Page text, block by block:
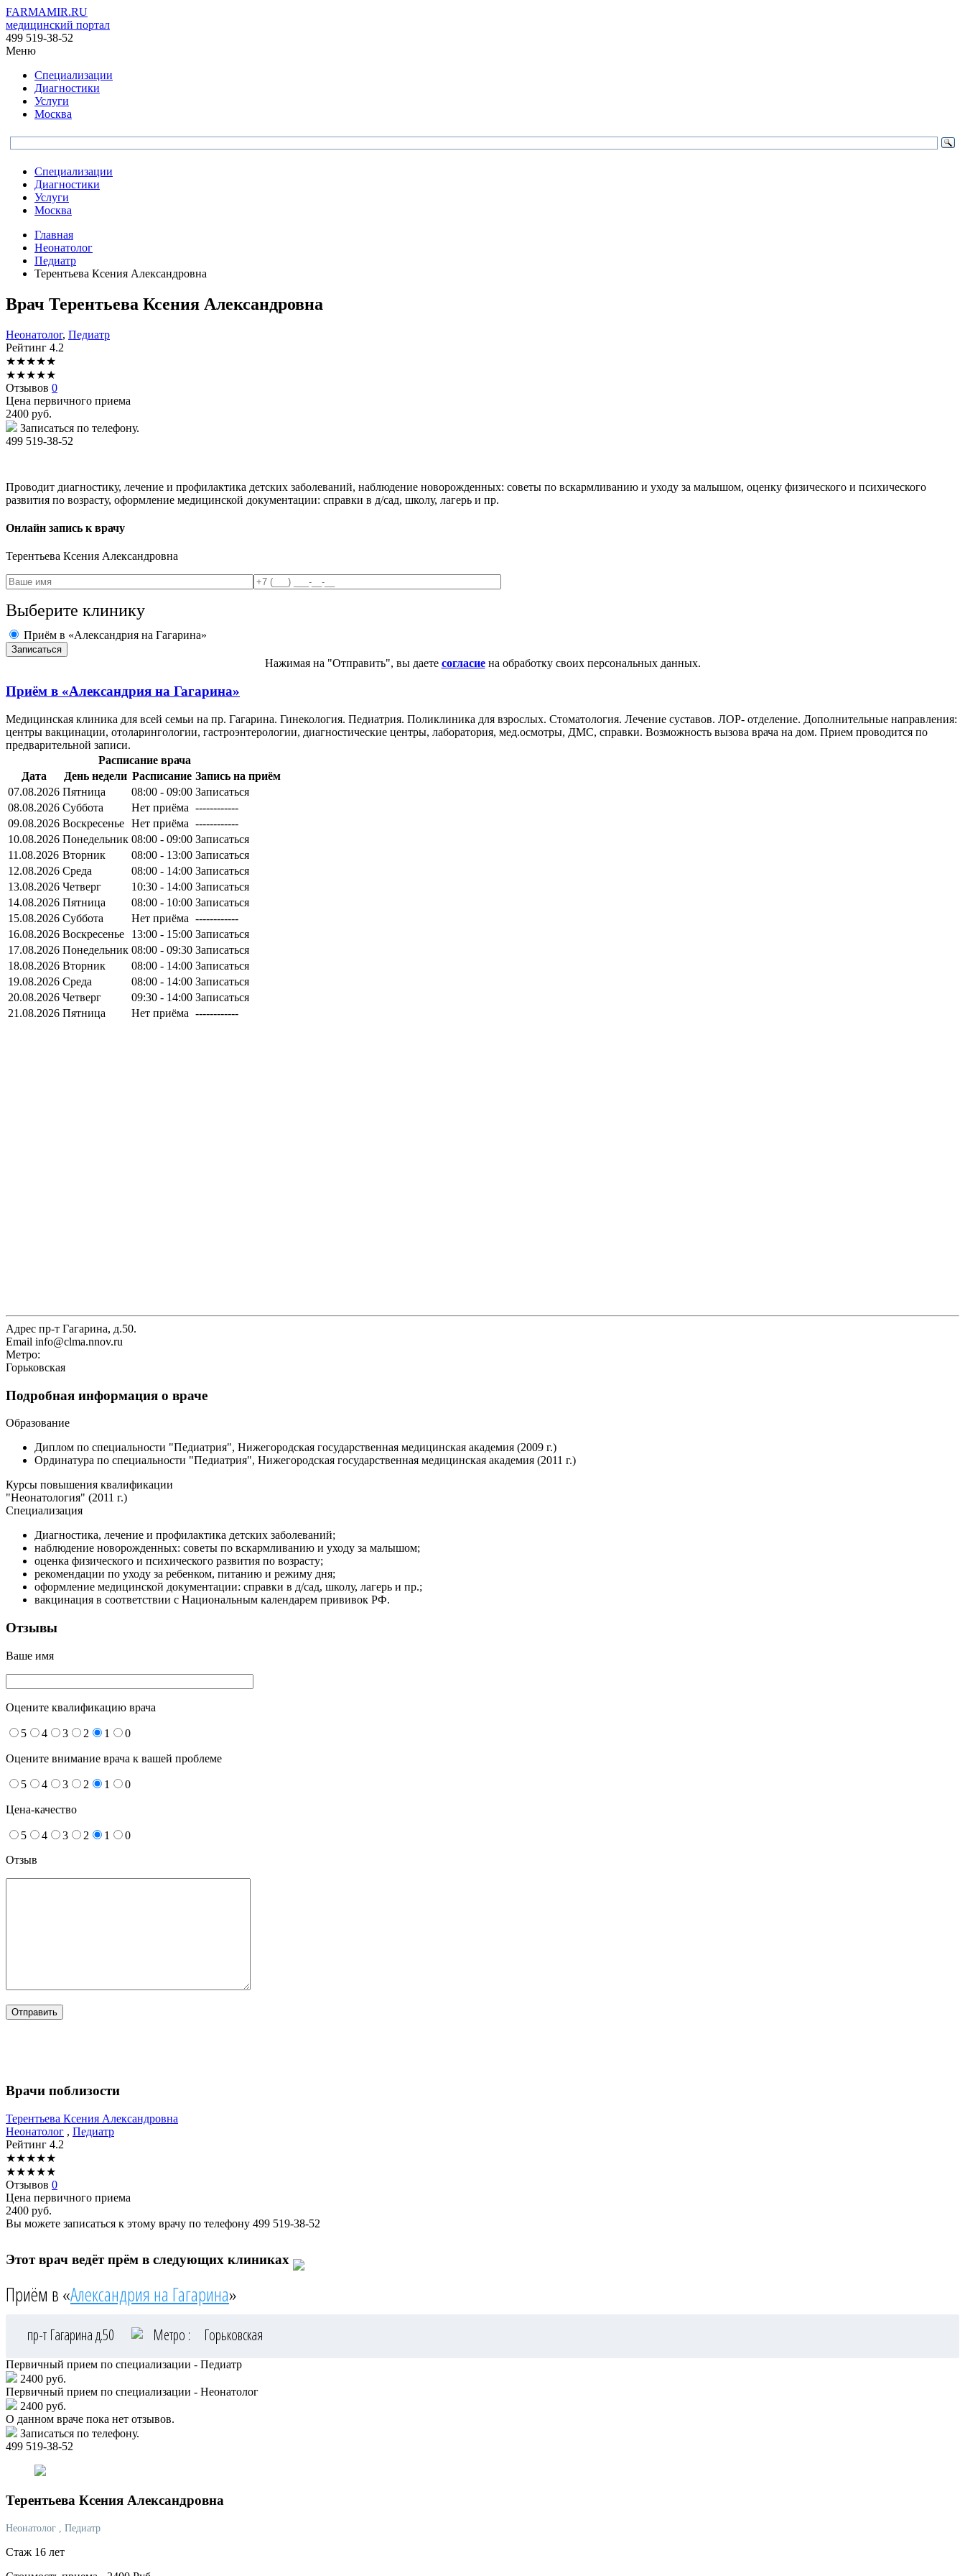
FARMAMIR.RU
медицинский портал
499 519-38-52
Меню
Специализации
Диагностики
Услуги
Москва
Специализации
Диагностики
Услуги
Москва
Главная
Неонатолог
Педиатр
Терентьева Ксения Александровна
Врач Терентьева Ксения Александровна
Неонатолог, Педиатр
Рейтинг 4.2
★★★★★
★★★★★
Отзывов 0
Цена первичного приема
2400 руб.
Записаться по телефону.
499 519-38-52
Проводит диагностику, лечение и профилактика детских заболеваний, наблюдение новорожденных: советы по вскармливанию и уходу за малышом, оценку физического и психического
развития по возрасту, оформление медицинской документации: справки в д/сад, школу, лагерь и пр.
Онлайн запись к врачу
Терентьева Ксения Александровна
Выберите клинику
Приём в «Александрия на Гагарина»
Нажимая на "Отправить", вы даете согласиена обработку своих персональных данных.
Приём в «Александрия на Гагарина»
Медицинская клиника для всей семьи на пр. Гагарина. Гинекология. Педиатрия. Поликлиника для взрослых. Стоматология. Лечение суставов. ЛОР- отделение. Дополнительные направления:
центры вакцинации, отоларингологии, гастроэнтерологии, диагностические центры, лаборатория, мед.осмотры, ДМС, справки. Возможность вызова врача на дом. Прием проводится по
предварительной записи.
Расписание врача
Дата
День недели Расписание Запись на приём
07.08.2026 Пятница 08:00 - 09:00 Записаться
08.08.2026 Суббота Нет приёма ------------
09.08.2026 Воскресенье Нет приёма ------------
10.08.2026 Понедельник 08:00 - 09:00 Записаться
11.08.2026 Вторник 08:00 - 13:00 Записаться
12.08.2026 Среда 08:00 - 14:00 Записаться
13.08.2026 Четверг 10:30 - 14:00 Записаться
14.08.2026 Пятница 08:00 - 10:00 Записаться
15.08.2026 Суббота Нет приёма ------------
16.08.2026 Воскресенье 13:00 - 15:00 Записаться
17.08.2026 Понедельник 08:00 - 09:30 Записаться
18.08.2026 Вторник 08:00 - 14:00 Записаться
19.08.2026 Среда 08:00 - 14:00 Записаться
20.08.2026 Четверг 09:30 - 14:00 Записаться
21.08.2026 Пятница Нет приёма ------------
Адрес пр-т Гагарина, д.50.
Email info@clma.nnov.ru
Метро:
Горьковская
Подробная информация о враче
Образование
Диплом по специальности "Педиатрия", Нижегородская государственная медицинская академия (2009 г.)
Ординатура по специальности "Педиатрия", Нижегородская государственная медицинская академия (2011 г.)
Курсы повышения квалификации
"Неонатология" (2011 г.)
Специализация
Диагностика, лечение и профилактика детских заболеваний;
наблюдение новорожденных: советы по вскармливанию и уходу за малышом;
оценка физического и психического развития по возрасту;
рекомендации по уходу за ребенком, питанию и режиму дня;
оформление медицинской документации: справки в д/сад, школу, лагерь и пр.;
вакцинация в соответствии с Национальным календарем прививок РФ.
Отзывы
Ваше имя
Оцените квалификацию врача
5 4 3 2 1 0
Оцените внимание врача к вашей проблеме
5 4 3 2 1 0
Цена-качество
5 4 3 2 1
0
Отзыв
Врачи поблизости
Терентьева Ксения Александровна
Неонатолог , Педиатр
Рейтинг 4.2
★★★★★
★★★★★
Отзывов 0
Цена первичного приема
2400 руб.
Вы можете записаться к этому врачу по телефону 499 519-38-52
Этот врач ведёт прём в следующих клиниках
Приём в «Александрия на Гагарина»
пр-т Гагарина д.50 Метро : Горьковская
Первичный прием по специализации - Педиатр
2400 руб.
Первичный прием по специализации - Неонатолог
2400 руб.
О данном враче пока нет отзывов.
Записаться по телефону.
499 519-38-52
Терентьева Ксения Александровна
Неонатолог , Педиатр
Стаж 16 лет